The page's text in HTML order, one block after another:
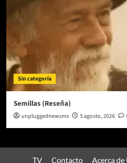
Sin categoría
Semillas (Reseña)
unpluggednewsmx 5 agosto, 2026
TV Contacto Acerca